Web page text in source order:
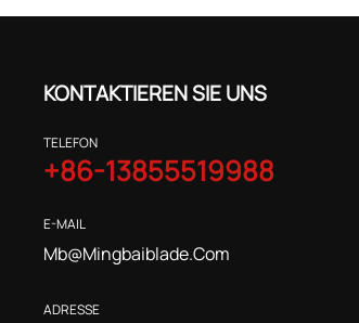
KONTAKTIEREN SIE UNS
TELEFON
+86-13855519988
E-MAIL
Mb@mingbaiblade.com
ADRESSE